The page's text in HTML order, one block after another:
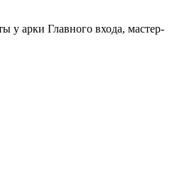
у арки Главного входа, мастер-